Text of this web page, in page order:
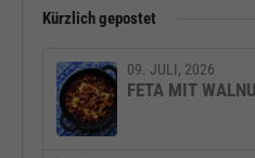
Kürzlich gepostet
09. JULI, 2026
FETA MIT